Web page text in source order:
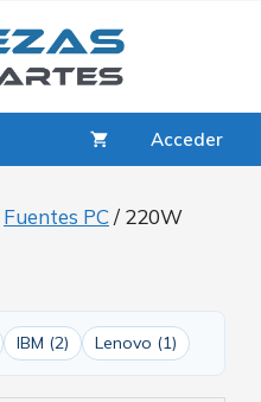
Acceder
Fuentes PC/ 220W
IBM (2) Lenovo (1)